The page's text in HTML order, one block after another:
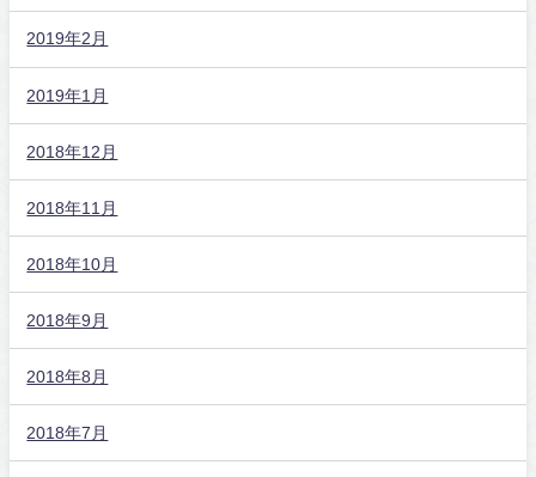
2019年2月
2019年1月
2018年12月
2018年11月
2018年10月
2018年9月
2018年8月
2018年7月